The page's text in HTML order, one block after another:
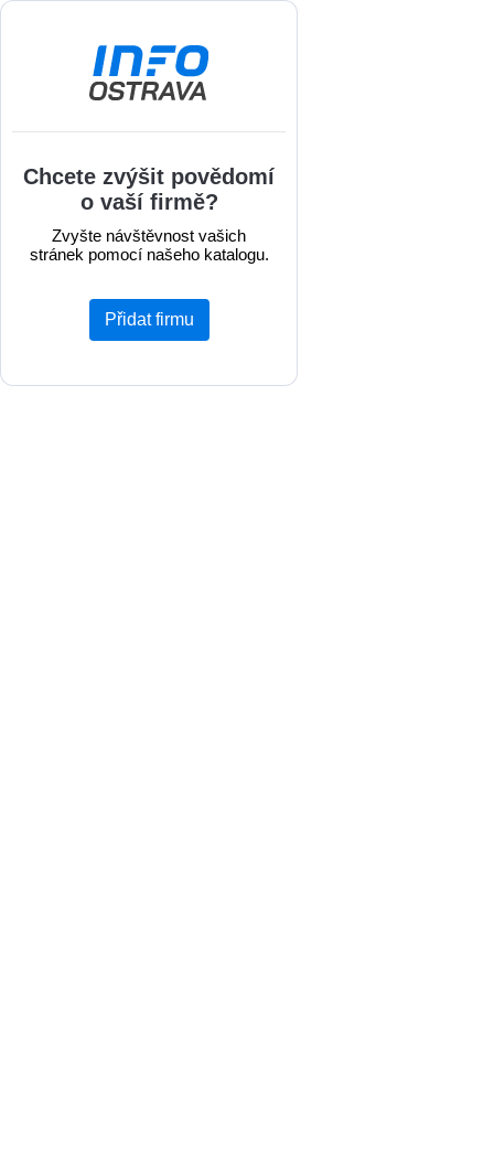
Chcete zvýšit povědomí
o vaší firmě?
Zvyšte návštěvnost vašich
stránek pomocí našeho katalogu.
Přidat firmu